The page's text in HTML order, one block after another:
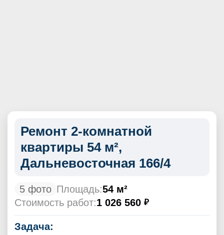
Ремонт 2-комнатной
квартиры 54 м²,
Дальневосточная 166/4
5 фото Площадь:54 м²
Стоимость работ:1 026 560 ₽
Задача: